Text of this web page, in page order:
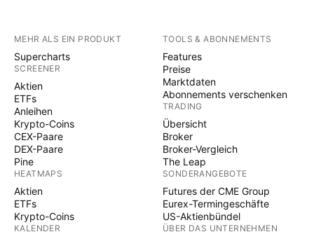
MEHR ALS EIN PRODUKT
Supercharts
SCREENER
Aktien
ETFs
Anleihen
Krypto-Coins
CEX-Paare
DEX-Paare
Pine
HEATMAPS
Aktien
ETFs
Krypto-Coins
KALENDER
TOOLS & ABONNEMENTS
Features
Preise
Marktdaten
Abonnements verschenken
TRADING
Übersicht
Broker
Broker-Vergleich
The Leap
SONDERANGEBOTE
Futures der CME Group
Eurex-Termingeschäfte
US-Aktienbündel
ÜBER DAS UNTERNEHMEN